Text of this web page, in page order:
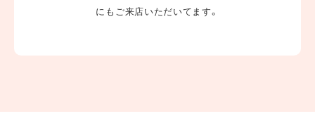
にもご来店いただいてます。